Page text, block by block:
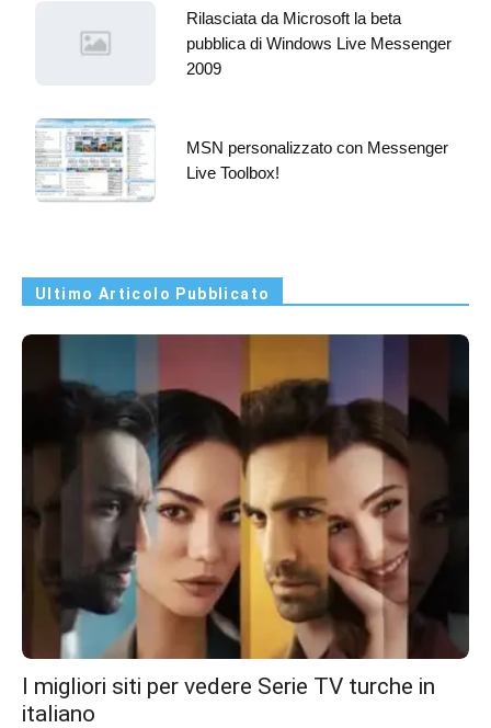
Rilasciata da Microsoft la beta
pubblica di Windows Live Messenger
2009
MSN personalizzato con Messenger
Live Toolbox!
Ultimo Articolo Pubblicato
I migliori siti per vedere Serie TV turche in
italiano